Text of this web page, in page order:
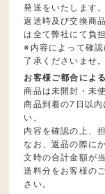
発送をいたします。
返送時及び交換商
は全て弊社にて負
※内容によって確
了承くださいませ。
お客様ご都合によ
商品は未開封・未
商品到着の7日以
い。
内容を確認の上、
なお、返品の際に
文時の合計金額が
送料分をお客様の
さい。